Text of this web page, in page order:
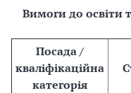
Вимоги до освіти
Посада /
кваліфікаційна
категорія